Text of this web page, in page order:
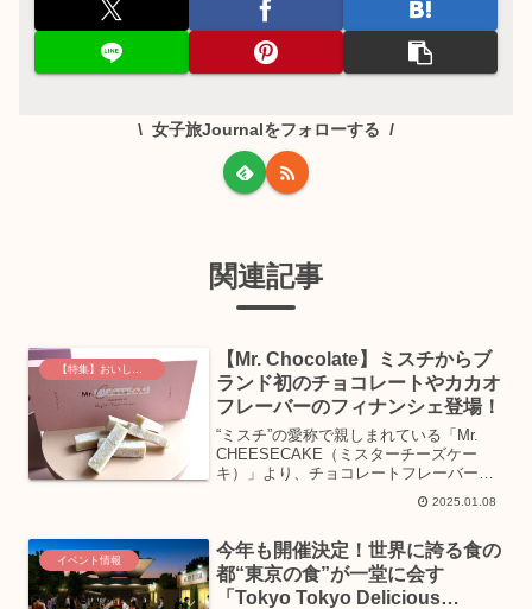
女子旅Journalをフォローする
関連記事
【Mr. Chocolate】ミスチからブ
ランド初のチョコレートやカカオ
フレーバーのフィナンシェ登場！
“ミスチ”の愛称で親しまれている「Mr.
CHEESECAKE（ミスターチーズケー
キ）」より、チョコレートフレーバーの
チーズケーキやフィナンシェをはじめ、
ブランド初となる滑らかな口どけのチョ
ア向けにお披露...
2025.01.08
イベント情報
今年も開催決定！世界に誇る食の
都“東京の食”が一堂に会す
「Tokyo Tokyo Delicious